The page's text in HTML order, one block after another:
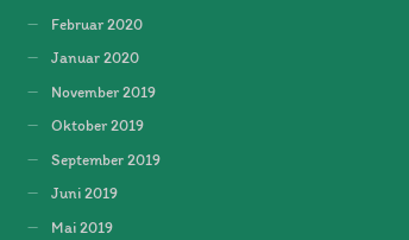
Februar 2020
Januar 2020
November 2019
Oktober 2019
September 2019
Juni 2019
Mai 2019